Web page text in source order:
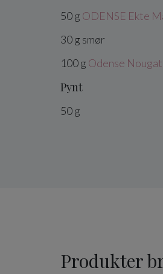
50g ODENSE Ekte
30g smør
100g Odense Nougat
Pynt
50g
Produkter